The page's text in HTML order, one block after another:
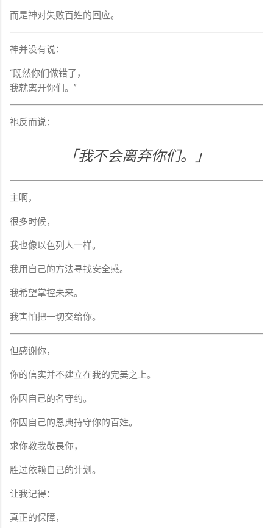
而是神对失败百姓的回应。
神并没有说：
“既然你们做错了，
我就离开你们。”
祂反而说：
「我不会离弃你们。」
主啊，
很多时候，
我也像以色列人一样。
我用自己的方法寻找安全感。
我希望掌控未来。
我害怕把一切交给你。
但感谢你，
你的信实并不建立在我的完美之上。
你因自己的名守约。
你因自己的恩典持守你的百姓。
求你教我敬畏你，
胜过依赖自己的计划。
让我记得：
真正的保障，